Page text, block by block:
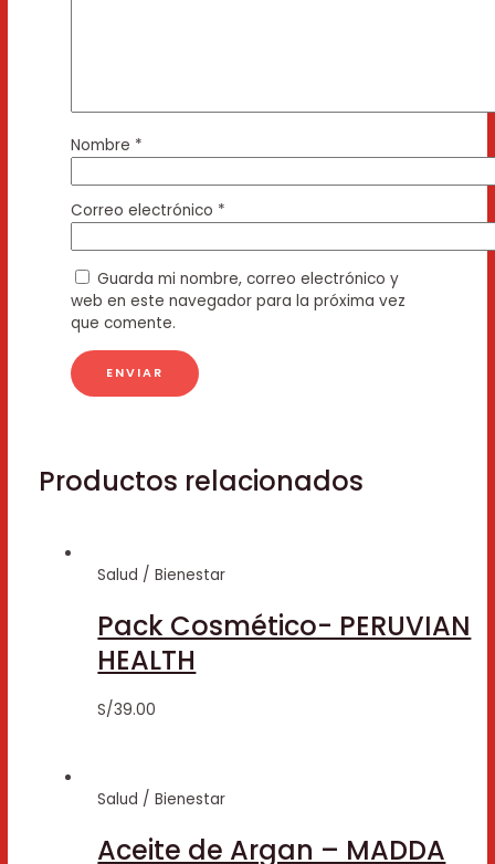
Nombre *
Correo electrónico *
Guarda mi nombre, correo electrónico y
web en este navegador para la próxima vez
que comente.
Productos relacionados
Salud / Bienestar
Pack Cosmético- PERUVIAN
HEALTH
S/39.00
Salud / Bienestar
Aceite de Argan – MADDA